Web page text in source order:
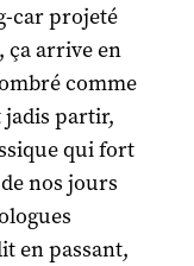
car projeté
ça arrive en
comme
jadis partir,
qui fort
nos jours
en passant,